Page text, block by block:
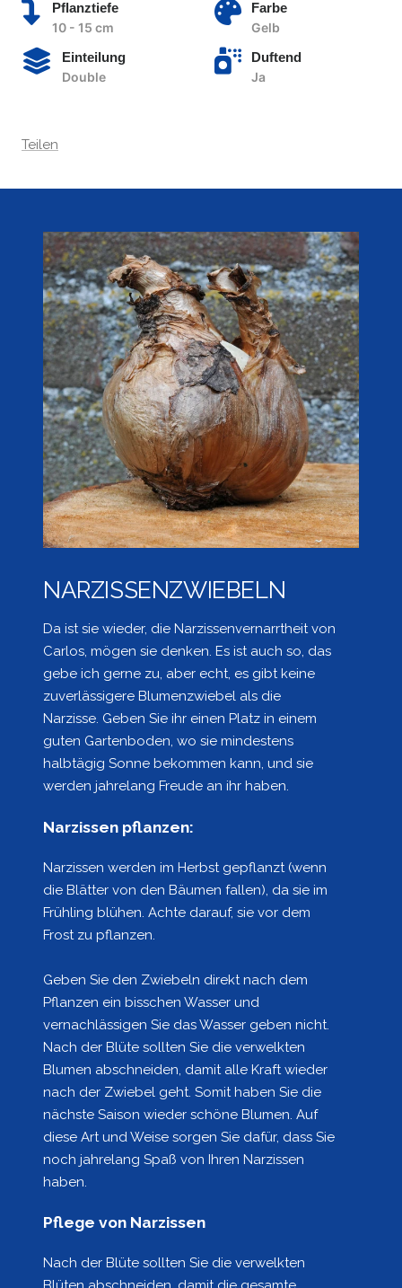
Pflanztiefe
10 - 15 cm
Farbe
Gelb
Einteilung
Double
Duftend
Ja
Teilen
NARZISSENZWIEBELN
Da ist sie wieder, die Narzissenvernarrtheit von
Carlos, mögen sie denken. Es ist auch so, das
gebe ich gerne zu, aber echt, es gibt keine
zuverlässigere Blumenzwiebel als die
Narzisse. Geben Sie ihr einen Platz in einem
guten Gartenboden, wo sie mindestens
halbtägig Sonne bekommen kann, und sie
werden jahrelang Freude an ihr haben.
Narzissen pflanzen:
Narzissen werden im Herbst gepflanzt (wenn
die Blätter von den Bäumen fallen), da sie im
Frühling blühen. Achte darauf, sie vor dem
Frost zu pflanzen.
Geben Sie den Zwiebeln direkt nach dem
Pflanzen ein bisschen Wasser und
vernachlässigen Sie das Wasser geben nicht.
Nach der Blüte sollten Sie die verwelkten
Blumen abschneiden, damit alle Kraft wieder
nach der Zwiebel geht. Somit haben Sie die
nächste Saison wieder schöne Blumen. Auf
diese Art und Weise sorgen Sie dafür, dass Sie
noch jahrelang Spaß von Ihren Narzissen
haben.
Pflege von Narzissen
Nach der Blüte sollten Sie die verwelkten